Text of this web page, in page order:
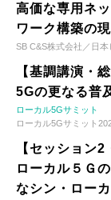
高価な専用ネ
ワーク構築の
SB C&S株式会社／日
【基調講演・
5Gの更なる普
ローカル5Gサミット
ローカル5Gサミット
【セッション
ローカル５Ｇ
なシン・ロー